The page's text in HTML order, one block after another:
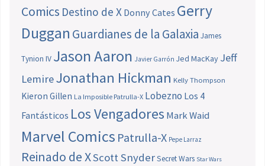
Comics Destino de X Donny Cates Gerry
Duggan Guardianes de la Galaxia James
Tynion IV Jason Aaron Javier Garrón Jed MacKay Jeff
LemireJonathan Hickman Kelly Thompson
Kieron Gillen La Imposible Patrulla-X Lobezno Los 4
Fantásticos Los Vengadores Mark Waid
Marvel Comics Patrulla-X Pepe Larraz
Reinado de XScott SnyderSecret Wars Star Wars